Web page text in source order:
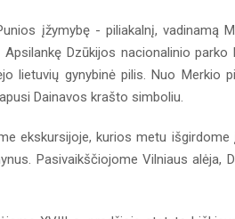
įžymybę - piliakalnį, vadinamą
Dzūkijos nacionalinio
lietuvių gynybinė pilis. Nuo Merkio
Dainavos krašto simboliu.
ekskursijoje, kurios metu
Pasivaikščiojome Vilniaus alėja,